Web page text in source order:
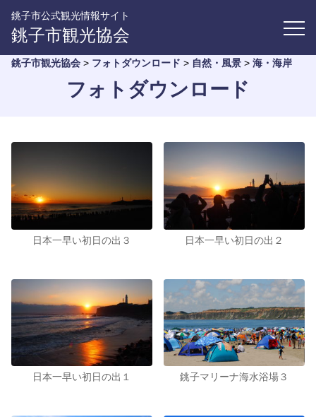
銚子市公式観光情報サイト
銚子市観光協会
銚子市観光協会 > フォトダウンロード > 自然・風景 > 海・海岸
フォトダウンロード
日本一早い初日の出３ 日本一早い初日の出２
日本一早い初日の出１ 銚子マリーナ海水浴場３